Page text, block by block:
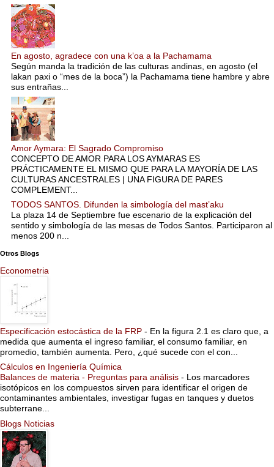
En agosto, agradece con una k’oa a la Pachamama
Según manda la tradición de las culturas andinas, en agosto (el
lakan paxi o “mes de la boca”) la Pachamama tiene hambre y abre
sus entrañas...
Amor Aymara: El Sagrado Compromiso
CONCEPTO DE AMOR PARA LOS AYMARAS ES
PRÁCTICAMENTE EL MISMO QUE PARA LA MAYORÍA DE LAS
CULTURAS ANCESTRALES | UNA FIGURA DE PARES
COMPLEMENT...
TODOS SANTOS. Difunden la simbología del mast’aku
La plaza 14 de Septiembre fue escenario de la explicación del
sentido y simbología de las mesas de Todos Santos. Participaron al
menos 200 n...
Otros Blogs
Econometria
Especificación estocástica de la FRP - En la figura 2.1 es claro que, a
medida que aumenta el ingreso familiar, el consumo familiar, en
promedio, también aumenta. Pero, ¿qué sucede con el con...
Cálculos en Ingeniería Química
Balances de materia - Preguntas para análisis - Los marcadores
isotópicos en los compuestos sirven para identificar el origen de
contaminantes ambientales, investigar fugas en tanques y duetos
subterrane...
Blogs Noticias